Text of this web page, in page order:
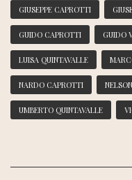
GIUSEPPE CAPROTTI
GUIDO CAPROTTI GUIDO
LUISA QUINTAVALLE
NARDO CAPROTTI
UMBERTO QUINTAVALLE